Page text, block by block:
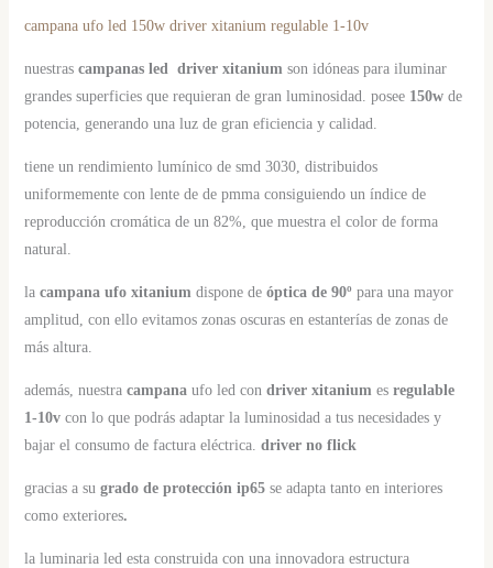
campana ufo led 150w driver xitanium regulable 1-10v
nuestras campanas led driver xitanium son idóneas para iluminar
grandes superficies que requieran de gran luminosidad. posee 150wde
potencia, generando una luz de gran eficiencia y calidad.
tiene un rendimiento lumínico de smd 3030, distribuidos
uniformemente con lente de de pmma consiguiendo un índice de
reproducción cromática de un 82%, que muestra el color de forma
natural.
la campana ufo xitanium dispone deóptica de 90ºpara una mayor
amplitud, con ello evitamos zonas oscuras en estanterías de zonas de
más altura.
además, nuestra campana ufo led con driver xitanium esregulable
1-10vcon lo que podrás adaptar la luminosidad a tus necesidades y
bajar el consumo de factura eléctrica. driver no flick
gracias a su grado de protección ip65se adapta tanto en interiores
como exteriores.
la luminaria led esta construida con una innovadora estructura